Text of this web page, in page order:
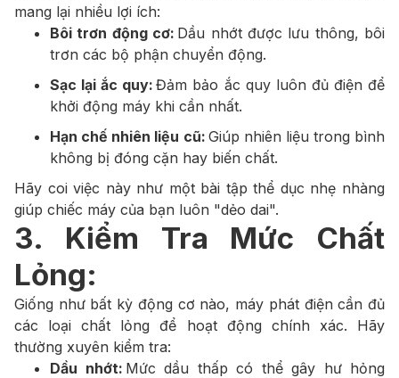
mang lại nhiều lợi ích:
Bôi trơn động cơ: Dầu nhớt được lưu thông, bôi
trơn các bộ phận chuyển động.
Sạc lại ắc quy: Đảm bảo ắc quy luôn đủ điện để
khởi động máy khi cần nhất.
Hạn chế nhiên liệu cũ: Giúp nhiên liệu trong bình
không bị đóng cặn hay biến chất.
Hãy coi việc này như một bài tập thể dục nhẹ nhàng
giúp chiếc máy của bạn luôn "dẻo dai".
3. Kiểm Tra Mức Chất
Lỏng:
Giống như bất kỳ động cơ nào, máy phát điện cần đủ
các loại chất lỏng để hoạt động chính xác. Hãy
thường xuyên kiểm tra:
Dầu nhớt: Mức dầu thấp có thể gây hư hỏng